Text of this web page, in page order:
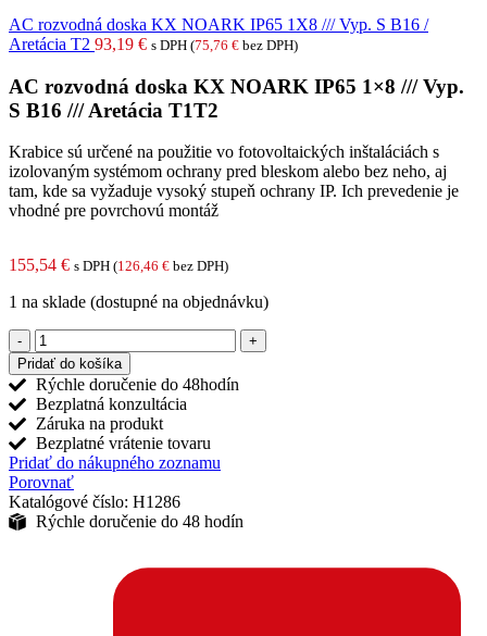
AC rozvodná doska KX NOARK IP65 1X8 /// Vyp. S B16 /
Aretácia T2 93,19 € s DPH (75,76 € bez DPH)
AC rozvodná doska KX NOARK IP65 1×8 /// Vyp.
S B16 /// Aretácia T1T2
Krabice sú určené na použitie vo fotovoltaických inštaláciách s
izolovaným systémom ochrany pred bleskom alebo bez neho, aj
tam, kde sa vyžaduje vysoký stupeň ochrany IP. Ich prevedenie je
vhodné pre povrchovú montáž
155,54 € s DPH (126,46 € bez DPH)
1 na sklade (dostupné na objednávku)
množstvo
AC
rozvodná
doska
KX
NOARK
IP65
1x8
///
Vyp.
S
Pridať do košíka
Rýchle doručenie do 48hodín
Bezplatná konzultácia
Záruka na produkt
Bezplatné vrátenie tovaru
Pridať do nákupného zoznamu
Porovnať
Katalógové číslo: H1286
Rýchle doručenie do 48 hodín